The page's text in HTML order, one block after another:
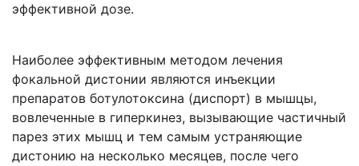
эффективной дозе.
Наиболее эффективным методом лечения
фокальной дистонии являются инъекции
препаратов ботулотоксина (диспорт) в мышцы,
вовлеченные в гиперкинез, вызывающие частичный
парез этих мышц и тем самым устраняющие
дистонию на несколько месяцев, после чего